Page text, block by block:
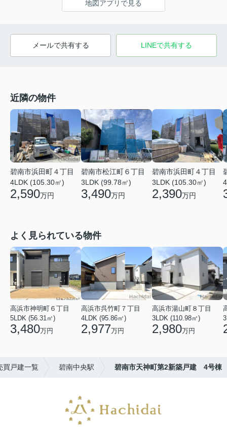
地図アプリで見る
メールで共有する LINEで共有する
近隣の物件
碧南市浜田町４丁目
4LDK (105.30㎡)
2,590万円
碧南市松江町６丁目
3LDK (99.78㎡)
3,490万円
碧南市浜田町４丁目
3LDK (105.30㎡)
2,390万円
よく見られている物件
高浜市神明町６丁目
5LDK (56.31㎡)
3,480万円
高浜市呉竹町７丁目
4LDK (95.86㎡)
2,977万円
高浜市湯山町８丁目
3LDK (110.98㎡)
2,980万円
買戸建一覧 碧南中央駅 碧南市天神町第2新築戸建 4号棟